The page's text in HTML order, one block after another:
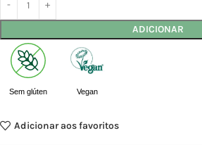
ADICIONAR
Sem glúten Vegan
Adicionar aos favoritos